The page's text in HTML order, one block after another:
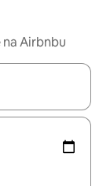
Airbnbu